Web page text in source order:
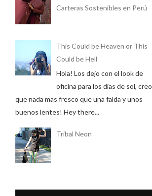
Carteras Sostenibles en Perú
This Could be Heaven or This
Could be Hell
Hola! Los dejo con el look de
oficina para los dias de sol, creo
que nada mas fresco que una falda y unos
buenos lentes! Hey there...
Tribal Neon